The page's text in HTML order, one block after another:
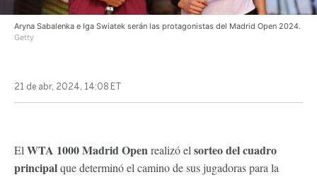
Aryna Sabalenka e Iga Swiatek serán las protagonistas del Madrid Open 2024.
Getty
21 de abr, 2024, 14:08 ET
El WTA 1000 Madrid Openrealizó el sorteo del cuadro
principalque determinó el camino de sus jugadoras para la